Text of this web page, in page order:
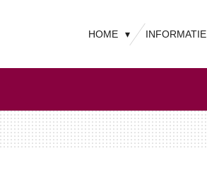
HOME INFORMATIE